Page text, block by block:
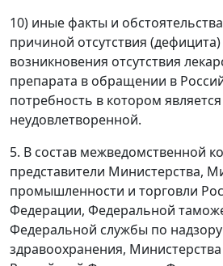
10) иные факты и
причиной отсутствия
возникновения отсутствия
препарата в обращении в
потребность в котором является
неудовлетворенной.
5. В состав межведомственной
представители Министерства,
промышленности и торговли
Федерации, Федеральной
Федеральной службы по
здравоохранения,